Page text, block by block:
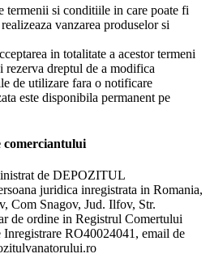
termenii si conditiile in care poate fi
vanzarea produselor si
in totalitate a acestor termeni
dreptul de a modifica
de utilizare fara o notificare
este disponibila permanent pe
comerciantului
de DEPOZITUL
juridica inregistrata in Romania,
Com Snagov, Jud. Ilfov, Str.
de ordine in Registrul Comertului
RO40024041, email de